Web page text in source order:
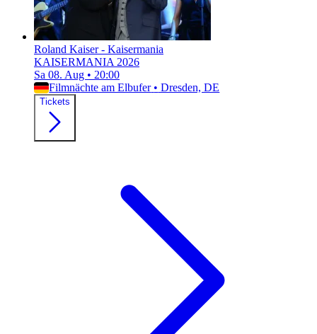
Roland Kaiser - Kaisermania
KAISERMANIA 2026
Sa 08. Aug • 20:00
Filmnächte am Elbufer • Dresden, DE
Tickets